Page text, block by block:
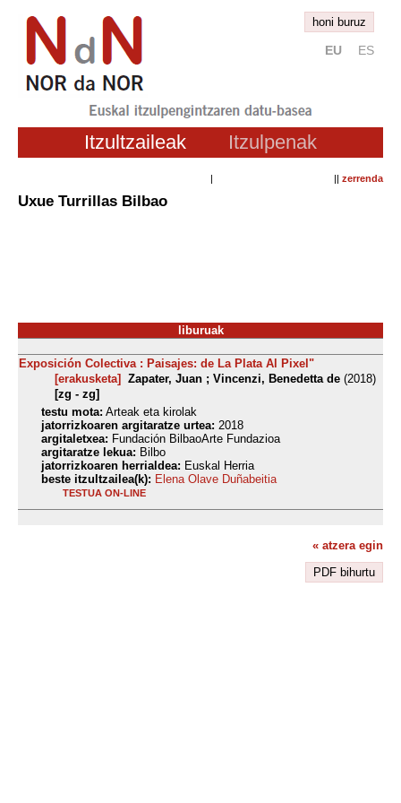
honi buruz
EU ES
Itzultzaileak Itzulpenak
| || zerrenda
Uxue Turrillas Bilbao
liburuak
Exposición Colectiva : Paisajes: de La Plata Al Pixel"
[erakusketa]
Zapater, Juan ; Vincenzi, Benedetta de (2018)
[zg - zg]
testu mota: Arteak eta kirolak
jatorrizkoaren argitaratze urtea: 2018
argitaletxea: Fundación BilbaoArte Fundazioa
argitaratze lekua: Bilbo
jatorrizkoaren herrialdea: Euskal Herria
beste itzultzailea(k): Elena Olave Duñabeitia
TESTUA ON-LINE
« atzera egin
PDF bihurtu